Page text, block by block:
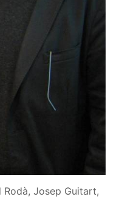
Rodà, Josep Guitart,